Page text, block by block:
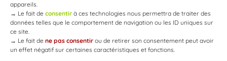
appareils.
→ Le fait de consentir à ces technologies nous permettra de traiter des
données telles que le comportement de navigation ou les ID uniques sur
ce site.
→ Le fait de ne pas consentir ou de retirer son consentement peut avoir
un effet négatif sur certaines caractéristiques et fonctions.